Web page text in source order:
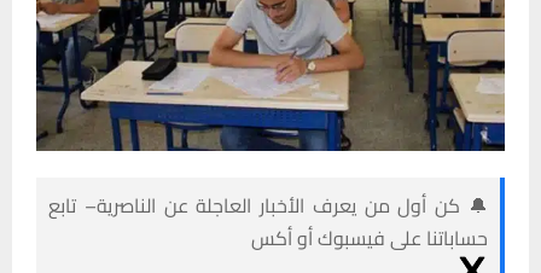
🔔 كن أول من يعرف الأخبار العاجلة عن الناصرية– تابع
حساباتنا على فيسبوك أو أكس